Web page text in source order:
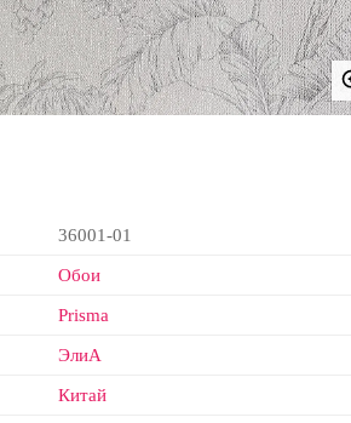
36001-01
Обои
Prisma
ЭлиА
Китай